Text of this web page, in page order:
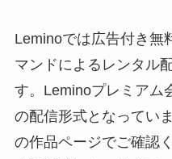
Leminoでは広告付き無
マンドによるレンタル
す。Leminoプレミアム
の配信形式となってい
の作品ページでご確認